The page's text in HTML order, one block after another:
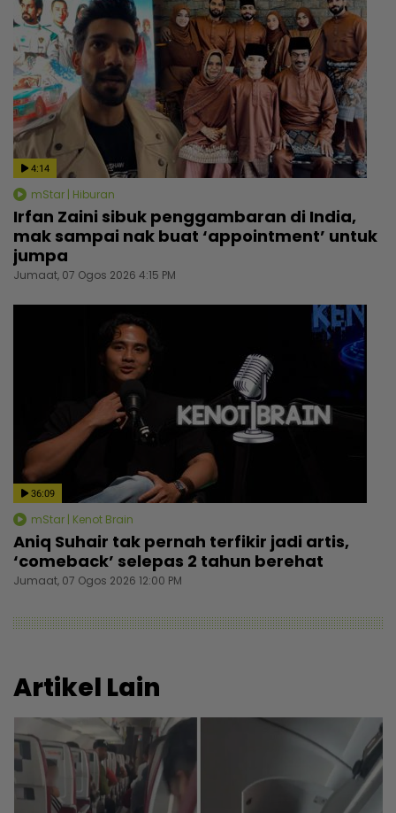
4:14
mStar | Hiburan
Irfan Zaini sibuk penggambaran di India,
mak sampai nak buat ‘appointment’ untuk
jumpa
Jumaat, 07 Ogos 2026 4:15 PM
36:09
mStar | Kenot Brain
Aniq Suhair tak pernah terfikir jadi artis,
‘comeback’ selepas 2 tahun berehat
Jumaat, 07 Ogos 2026 12:00 PM
Artikel Lain